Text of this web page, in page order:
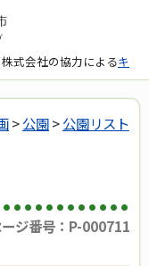
式会社の協力によるキ
>公園>公園リスト
ジ番号：P-000711